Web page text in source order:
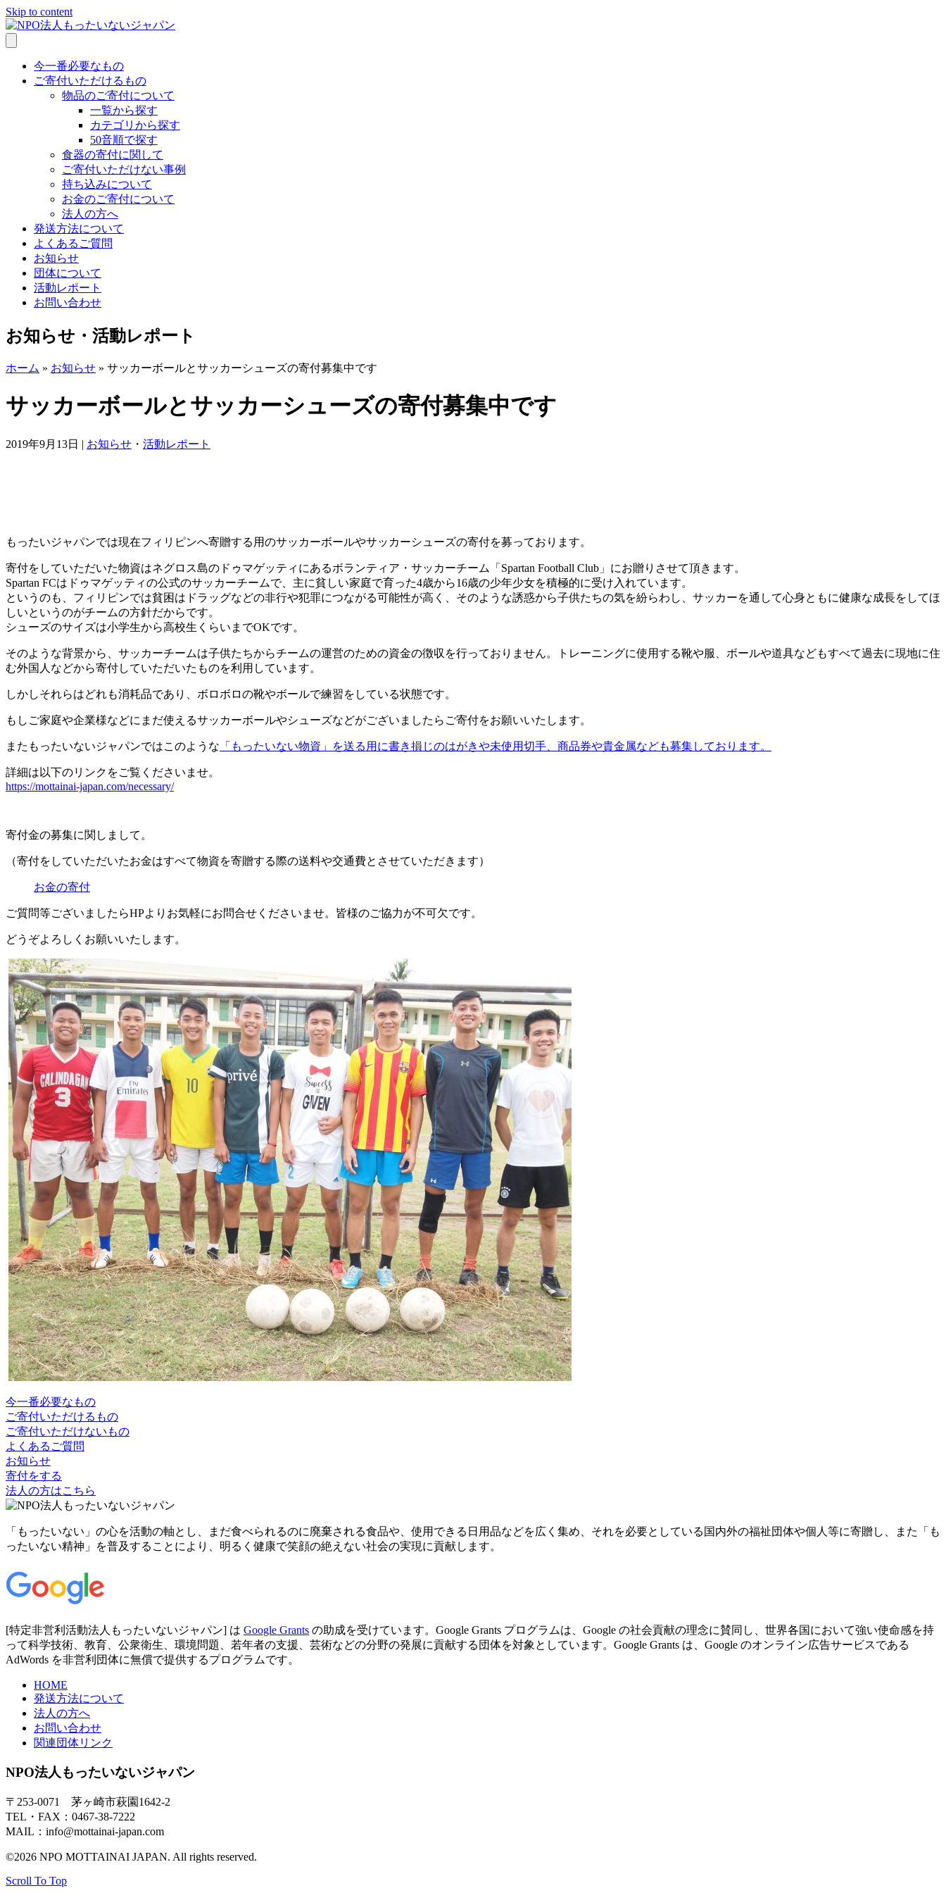
Skip to content
今一番必要なもの
ご寄付いただけるもの
物品のご寄付について
一覧から探す
カテゴリから探す
50音順で探す
食器の寄付に関して
ご寄付いただけない事例
持ち込みについて
お金のご寄付について
法人の方へ
発送方法について
よくあるご質問
お知らせ
団体について
活動レポート
お問い合わせ
お知らせ・活動レポート
ホーム » お知らせ » サッカーボールとサッカーシューズの寄付募集中です
サッカーボールとサッカーシューズの寄付募集中です
2019年9月13日 | お知らせ ・ 活動レポート
もったいジャパンでは現在フィリピンへ寄贈する用のサッカーボールやサッカーシューズの寄付を募っております。
寄付をしていただいた物資はネグロス島のドゥマゲッティにあるボランティア・サッカーチーム「Spartan Football Club」にお贈りさせて頂きます。
Spartan FCはドゥマゲッティの公式のサッカーチームで、主に貧しい家庭で育った4歳から16歳の少年少女を積極的に受け入れています。
というのも、フィリピンでは貧困はドラッグなどの非行や犯罪につながる可能性が高く、そのような誘惑から子供たちの気を紛らわし、サッカーを通して心身ともに健康な成長をしてほ
しいというのがチームの方針だからです。
シューズのサイズは小学生から高校生くらいまでOKです。
そのような背景から、サッカーチームは子供たちからチームの運営のための資金の徴収を行っておりません。トレーニングに使用する靴や服、ボールや道具などもすべて過去に現地に住
む外国人などから寄付していただいたものを利用しています。
しかしそれらはどれも消耗品であり、ボロボロの靴やボールで練習をしている状態です。
もしご家庭や企業様などにまだ使えるサッカーボールやシューズなどがございましたらご寄付をお願いいたします。
またもったいないジャパンではこのような 「もったいない物資」を送る用に書き損じのはがきや未使用切手、商品券や貴金属なども募集しております。
詳細は以下のリンクをご覧くださいませ。
https://mottainai-japan.com/necessary/
寄付金の募集に関しまして。
（寄付をしていただいたお金はすべて物資を寄贈する際の送料や交通費とさせていただきます）
お金の寄付
ご質問等ございましたらHPよりお気軽にお問合せくださいませ。皆様のご協力が不可欠です。
どうぞよろしくお願いいたします。
今一番必要なもの
ご寄付いただけるもの
ご寄付いただけないもの
よくあるご質問
お知らせ
寄付をする
法人の方はこちら
「もったいない」の心を活動の軸とし、まだ食べられるのに廃棄される食品や、使用できる日用品などを広く集め、それを必要としている国内外の福祉団体や個人等に寄贈し、また「も
ったいない精神」を普及することにより、明るく健康で笑顔の絶えない社会の実現に貢献します。
[特定非営利活動法人もったいないジャパン] は Google Grants の助成を受けています。Google Grants プログラムは、Google の社会貢献の理念に賛同し、世界各国において強い使命感を持
って科学技術、教育、公衆衛生、環境問題、若年者の支援、芸術などの分野の発展に貢献する団体を対象としています。Google Grants は、Google のオンライン広告サービスである
AdWords を非営利団体に無償で提供するプログラムです。
HOME
発送方法について
法人の方へ
お問い合わせ
関連団体リンク
NPO法人もったいないジャパン
〒253-0071 茅ヶ崎市萩園1642-2
TEL・FAX：0467-38-7222
MAIL：info@mottainai-japan.com
©2026 NPO MOTTAINAI JAPAN. All rights reserved.
Scroll To Top